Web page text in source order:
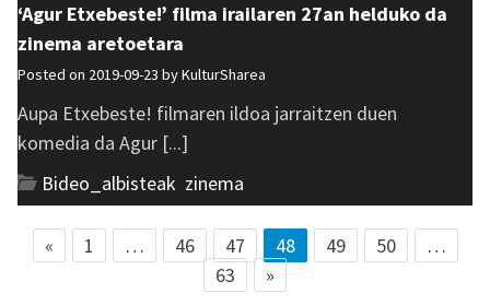
‘Agur Etxebeste!’ filma irailaren 27an helduko da
zinema aretoetara
Posted on 2019-09-23 byKulturSharea
Aupa Etxebeste! filmaren ildoa jarraitzen duen
komedia da Agur [...]
Bideo_albisteak zinema
« 1 … 46 47 48 49 50
…
63
»